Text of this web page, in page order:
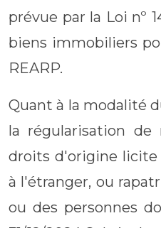
prévue par la Loi nº
biens immobiliers
REARP.
Quant à la modalité
la régularisation de
droits d'origine licite
à l'étranger, ou
ou des personnes